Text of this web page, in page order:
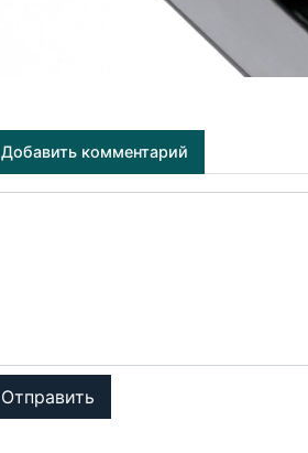
Добавить комментарий
Отправить